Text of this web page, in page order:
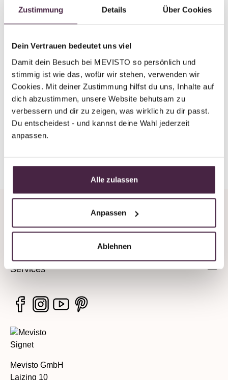
Zustimmung Details Über Cookies
Dein Vertrauen bedeutet uns viel
Damit dein Besuch bei MEVISTO so persönlich und
stimmig ist wie das, wofür wir stehen, verwenden wir
Cookies. Mit deiner Zustimmung hilfst du uns, Inhalte auf
dich abzustimmen, unsere Website behutsam zu
verbessern und dir zu zeigen, was wirklich zu dir passt.
Du entscheidest - und kannst deine Wahl jederzeit
anpassen.
Alle zulassen
Anpassen
Ablehnen
Bestattungsinstitut Michael Reisegast
GmbH & Co .KG
Marienburger Str. 26
84478 Waldkraiburg
Germany
Send mail
Services
Mevisto GmbH
Laizing 10